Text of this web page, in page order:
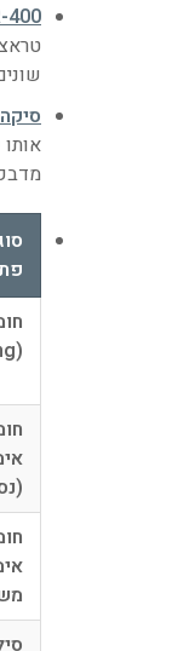
400
סיקה 850 AG
(Coating)